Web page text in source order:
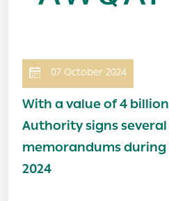
07 October 2024
With a value of 4
Authority signs
memorandums
2024